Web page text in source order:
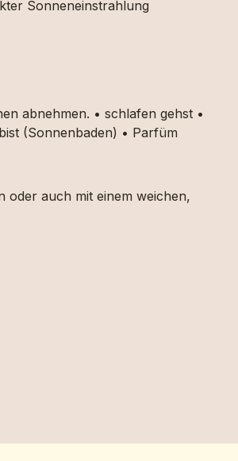
Sonneneinstrahlung
abnehmen. • schlafen gehst •
(Sonnenbaden) • Parfüm
oder auch mit einem weichen,